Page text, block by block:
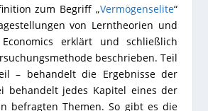
zum Begriff „Vermögenselite“
von Lerntheorien und
erklärt und schließlich
beschrieben. Teil
– behandelt die Ergebnisse der
behandelt jedes Kapitel eines der
befragten Themen. So gibt es die